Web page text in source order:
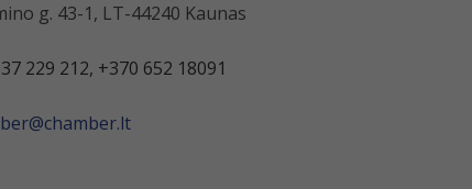
g. 43-1, LT-44240 Kaunas
229 212, +370 652 18091